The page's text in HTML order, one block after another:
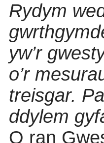
Rydym
yw’r
o’r
treisgar.
ddylem
O ran